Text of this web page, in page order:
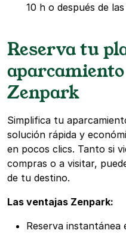
10 h o después de las
Reserva tu
Zenpark
Simplifica tu
solución rápida y
en pocos clics. Tanto si
compras o a visitar,
de tu destino.
Las ventajas Zenpark:
Reserva instantánea